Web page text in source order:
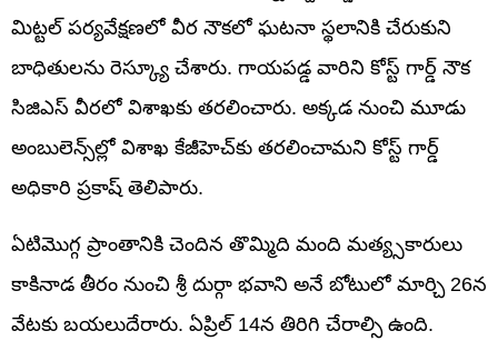
మిట్టల్ పర్యవేక్షణలో వీర నౌకలో ఘటనా స్థలానికి చేరుకుని
బాధితులను రెస్క్యూ చేశారు. గాయపడ్డ వారిని కోస్ట్ గార్డ్ నౌక
సిజిఎస్ వీరలో విశాఖకు తరలించారు. అక్కడ నుంచి మూడు
అంబులెన్స్‌ల్లో విశాఖ కేజీహెచ్‌కు తరలించామని కోస్ట్ గార్డ్
అధికారి ప్రకాష్ తెలిపారు.
ఏటిమొగ్గ ప్రాంతానికి చెందిన తొమ్మిది మంది మత్య్సకారులు
కాకినాడ తీరం నుంచి శ్రీ దుర్గా భవాని అనే బోటులో మార్చి 26న
వేటకు బయలుదేరారు. ఏప్రిల్ 14న తిరిగి చేరాల్సి ఉంది.